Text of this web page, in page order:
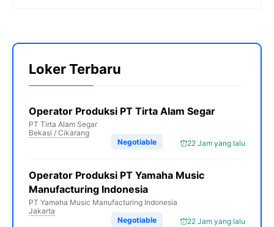
Loker Terbaru
Operator Produksi PT Tirta Alam Segar
PT Tirta Alam Segar
Bekasi / Cikarang
22 Jam yang lalu
Negotiable
Operator Produksi PT Yamaha Music
Manufacturing Indonesia
PT Yamaha Music Manufacturing Indonesia
Jakarta
22 Jam yang lalu
Negotiable